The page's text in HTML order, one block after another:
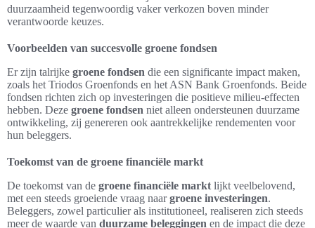
duurzaamheid tegenwoordig vaker verkozen boven minder
verantwoorde keuzes.
Voorbeelden van succesvolle groene fondsen
Er zijn talrijke groene fondsen die een significante impact maken,
zoals het Triodos Groenfonds en het ASN Bank Groenfonds. Beide
fondsen richten zich op investeringen die positieve milieu-effecten
hebben. Deze groene fondsen niet alleen ondersteunen duurzame
ontwikkeling, zij genereren ook aantrekkelijke rendementen voor
hun beleggers.
Toekomst van de groene financiële markt
De toekomst van de groene financiële markt lijkt veelbelovend,
met een steeds groeiende vraag naargroene investeringen.
Beleggers, zowel particulier als institutioneel, realiseren zich steeds
meer de waarde van duurzame beleggingen en de impact die deze